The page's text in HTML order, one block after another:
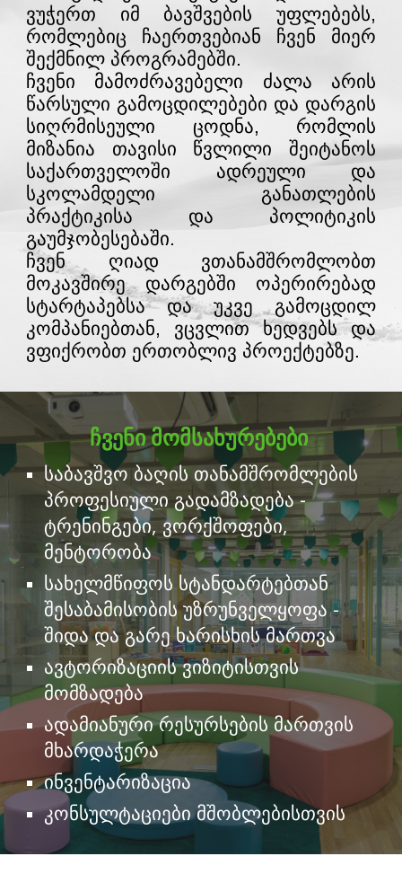
ვუჭერთ იმ ბავშვების უფლებებს,
რომლებიც ჩაერთვებიან ჩვენ მიერ
შექმნილ პროგრამებში.
ჩვენი მამოძრავებელი ძალა არის
წარსული გამოცდილებები და დარგის
სიღრმისეული ცოდნა, რომლის
მიზანია თავისი წვლილი შეიტანოს
საქართველოში ადრეული და
სკოლამდელი განათლების
პრაქტიკისა და პოლიტიკის
გაუმჯობესებაში.
ჩვენ ღიად ვთანამშრომლობთ
მოკავშირე დარგებში ოპერირებად
სტარტაპებსა და უკვე გამოცდილ
კომპანიებთან, ვცვლით ხედვებს და
ვფიქრობთ ერთობლივ პროექტებზე.
ჩვენი მომსახურებები
საბავშვო ბაღის თანამშრომლების
პროფესიული გადამზადება -
ტრენინგები, ვორქშოფები,
მენტორობა
სახელმწიფოს სტანდარტებთან
შესაბამისობის უზრუნველყოფა -
შიდა და გარე ხარისხის მართვა
ავტორიზაციის ვიზიტისთვის
მომზადება
ადამიანური რესურსების მართვის
მხარდაჭერა
ინვენტარიზაცია
კონსულტაციები მშობლებისთვის